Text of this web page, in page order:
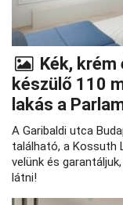
Kék,
készülő 110
lakás a
A Garibaldi utca
található, a Kossuth
velünk és
látni!